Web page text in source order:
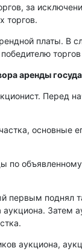
за
торгов.
платы. В
аренды
Перед
основные
по
первым поднял
Затем
аукциона,